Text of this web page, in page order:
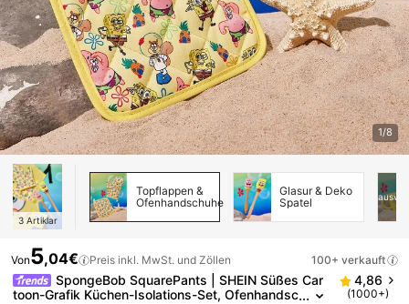
1/8
3 Artiklar
Topflappen &
Ofenhandschuhe
Glasur & Deko
Spatel
Von5,04€ Preis inkl. MwSt. und Zöllen 100+ verkauft
SpongeBob SquarePants | SHEIN Süßes Car
toon-Grafik Küchen-Isolations-Set, Ofenhandsc
4,86
(1000+)